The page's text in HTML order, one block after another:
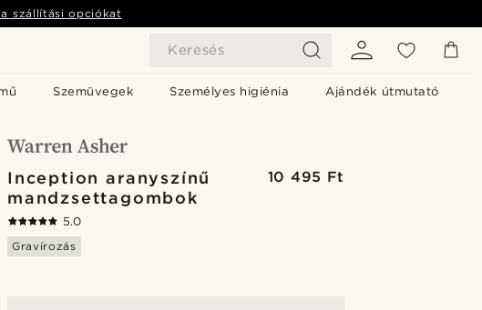
Keresés
Szemüvegek Személyes higiénia Ajándék útmutató
szállítási opciókat
Inception aranyszínű
mandzsettagombok
10 495 Ft
5.0
Gravírozás